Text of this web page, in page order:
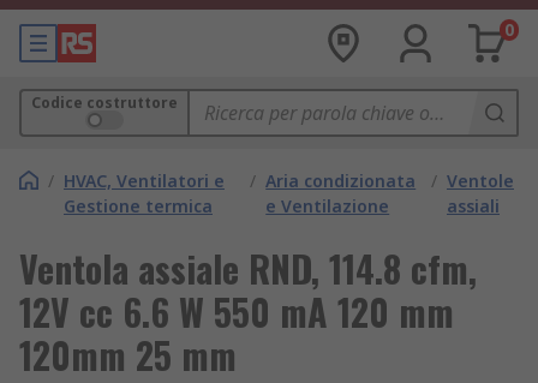
0
Codice costruttore
/ HVAC, Ventilatori e
Gestione termica
/ Aria condizionata
e Ventilazione
/ Ventole
assiali
Ventola assiale RND, 114.8 cfm,
12V cc 6.6 W 550 mA 120 mm
120mm 25 mm